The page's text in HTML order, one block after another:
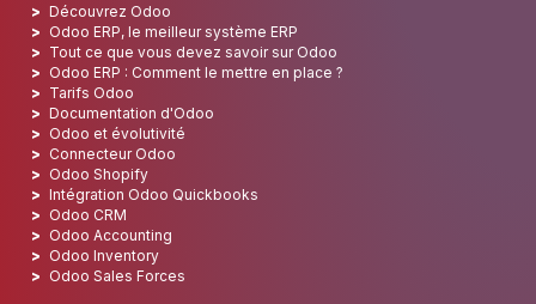
Découvrez Odoo
Odoo ERP, le meilleur système ERP
Tout ce que vous devez savoir sur Odoo
Odoo ERP : Comment le mettre en place ?
Tarifs Odoo
Documentation d'Odoo
Odoo et évolutivité
Connecteur Odoo
Odoo Shopify
Intégration Odoo Quickbooks
Odoo CRM
Odoo Accounting
Odoo Inventory
Odoo Sales Forces